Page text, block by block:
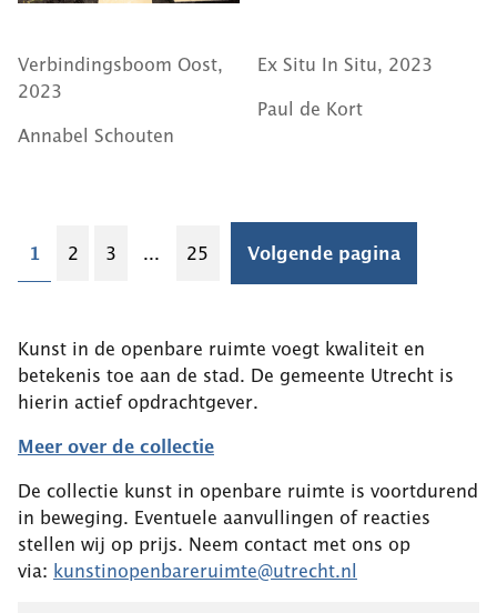
Verbindingsboom Oost,
2023
Annabel Schouten
Ex Situ In Situ, 2023
Paul de Kort
1 2 3 ... 25 Volgende pagina
Kunst in de openbare ruimte voegt kwaliteit en
betekenis toe aan de stad. De gemeente Utrecht is
hierin actief opdrachtgever.
Meer over de collectie
De collectie kunst in openbare ruimte is voortdurend
in beweging. Eventuele aanvullingen of reacties
stellen wij op prijs. Neem contact met ons op
via: kunstinopenbareruimte@utrecht.nl